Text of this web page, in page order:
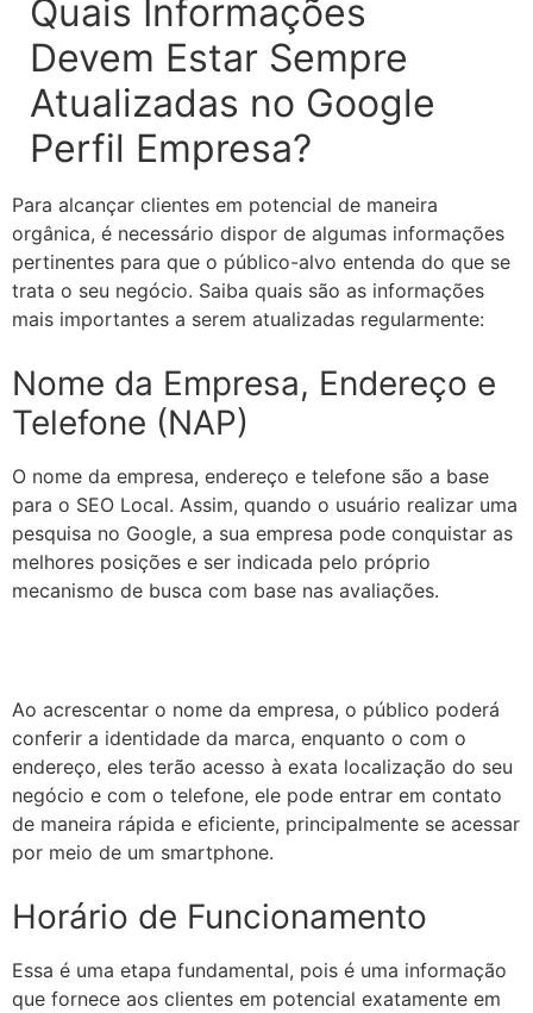
Quais Informações
Devem Estar Sempre
Atualizadas no Google
Perfil Empresa?
Para alcançar clientes em potencial de maneira
orgânica, é necessário dispor de algumas informações
pertinentes para que o público-alvo entenda do que se
trata o seu negócio. Saiba quais são as informações
mais importantes a serem atualizadas regularmente:
Nome da Empresa, Endereço e
Telefone (NAP)
O nome da empresa, endereço e telefone são a base
para o SEO Local. Assim, quando o usuário realizar uma
pesquisa no Google, a sua empresa pode conquistar as
melhores posições e ser indicada pelo próprio
mecanismo de busca com base nas avaliações.
Ao acrescentar o nome da empresa, o público poderá
conferir a identidade da marca, enquanto o com o
endereço, eles terão acesso à exata localização do seu
negócio e com o telefone, ele pode entrar em contato
de maneira rápida e eficiente, principalmente se acessar
por meio de um smartphone.
Horário de Funcionamento
Essa é uma etapa fundamental, pois é uma informação
que fornece aos clientes em potencial exatamente em